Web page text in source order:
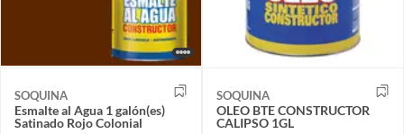
SOQUINA
Esmalte al Agua 1 galón(es)
Satinado Rojo Colonial
SOQUINA
OLEO BTE CONSTRUCTOR
CALIPSO 1GL